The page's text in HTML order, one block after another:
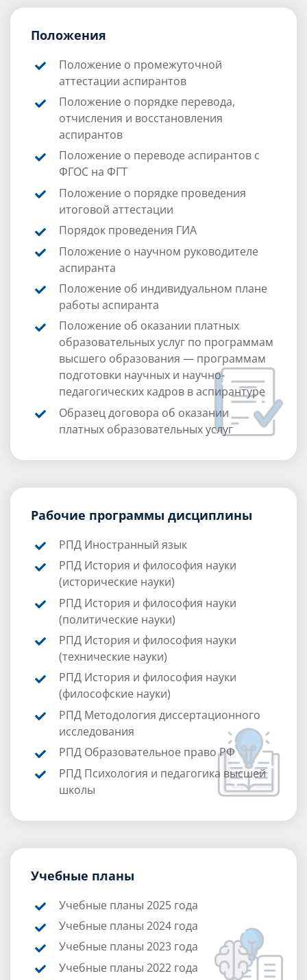
Положения
Положение о промежуточной
аттестации аспирантов
Положение о порядке перевода,
отчисления и восстановления
аспирантов
Положение о переводе аспирантов с
ФГОС на ФГТ
Положение о порядке проведения
итоговой аттестации
Порядок проведения ГИА
Положение о научном руководителе
аспиранта
Положение об индивидуальном плане
работы аспиранта
Положение об оказании платных
образовательных услуг по программам
высшего образования — программам
подготовки научных и научно-
педагогических кадров в аспирантуре
Образец договора об оказании
платных образовательных услуг
Рабочие программы дисциплины
РПД Иностранный язык
РПД История и философия науки
(исторические науки)
РПД История и философия науки
(политические науки)
РПД История и философия науки
(технические науки)
РПД История и философия науки
(философские науки)
РПД Методология диссертационного
исследования
РПД Образовательное право РФ
РПД Психология и педагогика высшей
школы
Учебные планы
Учебные планы 2025 года
Учебные планы 2024 года
Учебные планы 2023 года
Учебные планы 2022 года